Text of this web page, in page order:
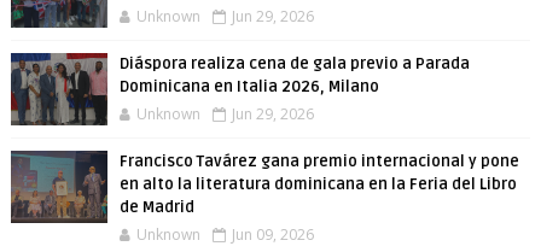
Unknown Jun 29, 2026
Diáspora realiza cena de gala previo a Parada
Dominicana en Italia 2026, Milano
Unknown Jun 29, 2026
Francisco Tavárez gana premio internacional y pone
en alto la literatura dominicana en la Feria del Libro
de Madrid
Unknown Jun 09, 2026